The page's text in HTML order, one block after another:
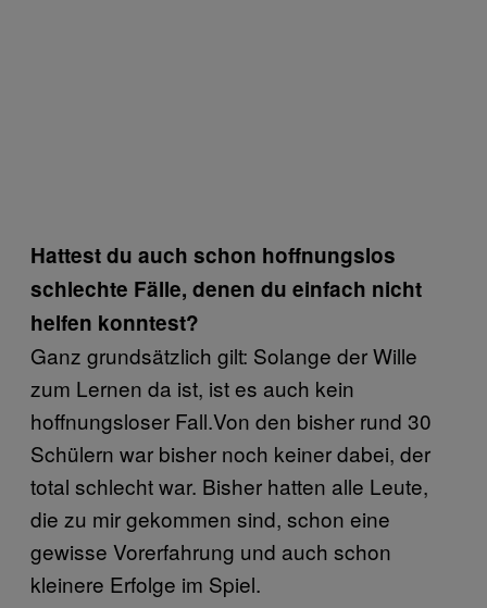
Hattest du auch schon hoffnungslos
schlechte Fälle, denen du einfach nicht
helfen konntest?
Ganz grundsätzlich gilt: Solange der Wille
zum Lernen da ist, ist es auch kein
hoffnungsloser Fall.Von den bisher rund 30
Schülern war bisher noch keiner dabei, der
total schlecht war. Bisher hatten alle Leute,
die zu mir gekommen sind, schon eine
gewisse Vorerfahrung und auch schon
kleinere Erfolge im Spiel.